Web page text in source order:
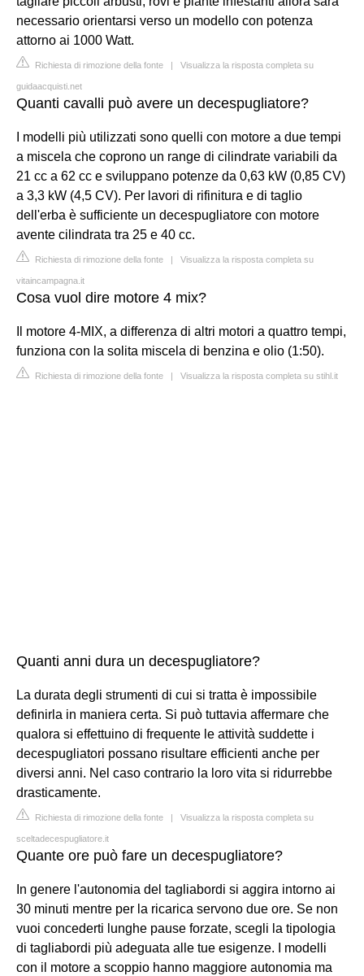
necessario orientarsi verso un modello con potenza
attorno ai 1000 Watt.
Richiesta di rimozione della fonte | Visualizza la risposta completa su
guidaacquisti.net
Quanti cavalli può avere un decespugliatore?
I modelli più utilizzati sono quelli con motore a due tempi
a miscela che coprono un range di cilindrate variabili da
21 cc a 62 cc e sviluppano potenze da 0,63 kW (0,85 CV)
a 3,3 kW (4,5 CV). Per lavori di rifinitura e di taglio
dell'erba è sufficiente un decespugliatore con motore
avente cilindrata tra 25 e 40 cc.
Richiesta di rimozione della fonte | Visualizza la risposta completa su
vitaincampagna.it
Cosa vuol dire motore 4 mix?
Il motore 4-MIX, a differenza di altri motori a quattro tempi,
funziona con la solita miscela di benzina e olio (1:50).
Richiesta di rimozione della fonte | Visualizza la risposta completa su stihl.it
Quanti anni dura un decespugliatore?
La durata degli strumenti di cui si tratta è impossibile
definirla in maniera certa. Si può tuttavia affermare che
qualora si effettuino di frequente le attività suddette i
decespugliatori possano risultare efficienti anche per
diversi anni. Nel caso contrario la loro vita si ridurrebbe
drasticamente.
Richiesta di rimozione della fonte | Visualizza la risposta completa su
sceltadecespugliatore.it
Quante ore può fare un decespugliatore?
In genere l'autonomia del tagliabordi si aggira intorno ai
30 minuti mentre per la ricarica servono due ore. Se non
vuoi concederti lunghe pause forzate, scegli la tipologia
di tagliabordi più adeguata alle tue esigenze. I modelli
con il motore a scoppio hanno maggiore autonomia ma